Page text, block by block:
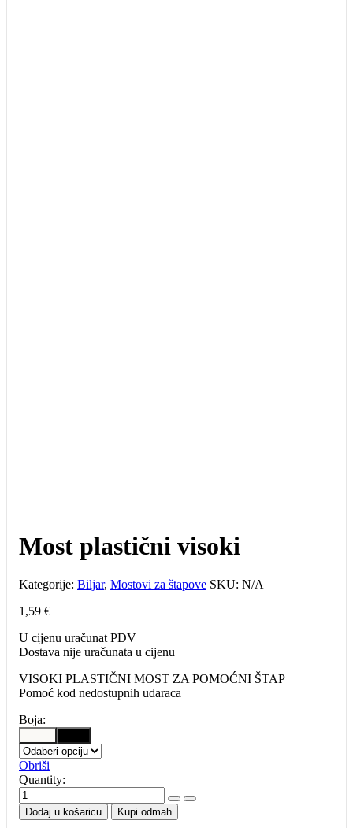
Most plastični visoki
Kategorije: Biljar, Mostovi za štapove SKU: N/A
1,59 €
U cijenu uračunat PDV
Dostava nije uračunata u cijenu
VISOKI PLASTIČNI MOST ZA POMOĆNI ŠTAP
Pomoć kod nedostupnih udaraca
Boja:
Obriši
Quantity:
Most
plastični
visoki
Dodaj u košaricu Kupi odmah